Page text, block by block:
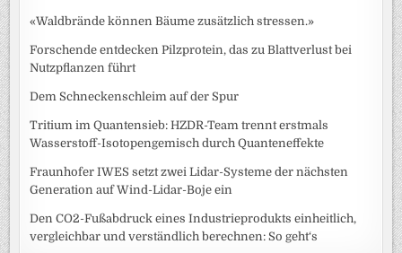
«Waldbrände können Bäume zusätzlich stressen.»
Forschende entdecken Pilzprotein, das zu Blattverlust bei
Nutzpflanzen führt
Dem Schneckenschleim auf der Spur
Tritium im Quantensieb: HZDR-Team trennt erstmals
Wasserstoff-Isotopengemisch durch Quanteneffekte
Fraunhofer IWES setzt zwei Lidar-Systeme der nächsten
Generation auf Wind-Lidar-Boje ein
Den CO2-Fußabdruck eines Industrieprodukts einheitlich,
vergleichbar und verständlich berechnen: So geht‘s